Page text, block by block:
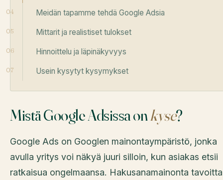
Meidän tapamme tehdä Google Adsia
Mittarit ja realistiset tulokset
Hinnoittelu ja läpinäkyvyys
Usein kysytyt kysymykset
Mistä Google Adsissa onkyse?
Google Ads on Googlen mainontaympäristö, jonka
avulla yritys voi näkyä juuri silloin, kun asiakas etsii
ratkaisua ongelmaansa. Hakusanamainonta